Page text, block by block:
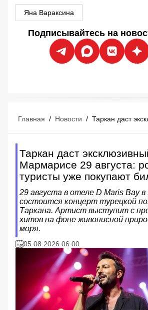
Яна Вараксина
Подписывайтесь на
Главная / Новости /
Таркан даст
Мармарисе 29 августа:
туристы уже покупают
29 августа в отеле D Maris Bay
состоится концерт турецкой
Таркана. Артист выступит с
хитов на фоне живописной
моря.
05.08.2026 06:00